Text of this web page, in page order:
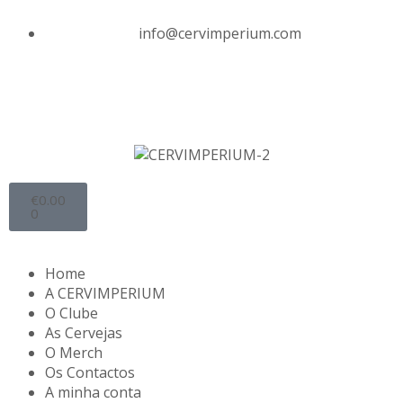
info@cervimperium.com
€0.00
0
Home
A CERVIMPERIUM
O Clube
As Cervejas
O Merch
Os Contactos
A minha conta